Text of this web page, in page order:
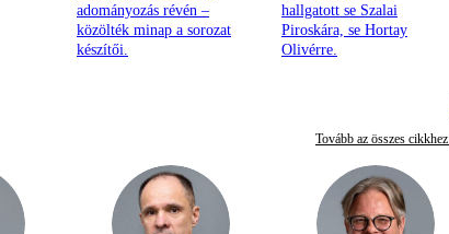
adományozás révén –
közölték minap a sorozat
készítői.
hallgatott se Szalai
Piroskára, se Hortay
Olivérre.
Tovább az összes cikkhez